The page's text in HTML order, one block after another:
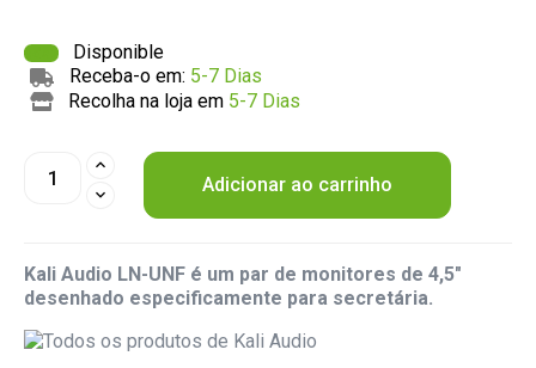
Disponible
Receba-o em: 5-7 Dias
Recolha na loja em 5-7 Dias
Adicionar ao carrinho
Kali Audio LN-UNF é um par de monitores de 4,5"
desenhado especificamente para secretária.